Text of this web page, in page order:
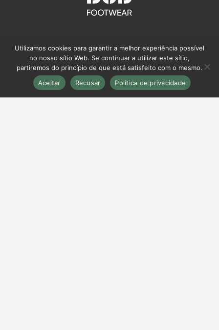
BSB FOOTWEAR
Expert Footwear Production
Sobre nós
Serviços
Utilizamos cookies para garantir a melhor experiência possível
no nosso sítio Web. Se continuar a utilizar este sítio,
partiremos do princípio de que está satisfeito com o mesmo.
Aceitar
Recusar Política de privacidade